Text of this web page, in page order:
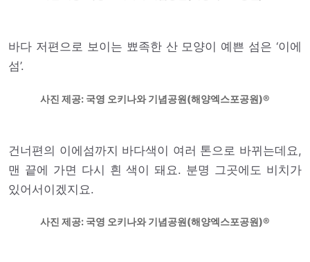
바다 저편으로 보이는 뾰족한 산 모양이 예쁜 섬은 ‘이에
섬’.
사진 제공: 국영 오키나와 기념공원(해양엑스포공원)
건너편의 이에섬까지 바다색이 여러 톤으로 바뀌는데요,
맨 끝에 가면 다시 흰 색이 돼요. 분명 그곳에도 비치가
있어서이겠지요.
사진 제공: 국영 오키나와 기념공원(해양엑스포공원)